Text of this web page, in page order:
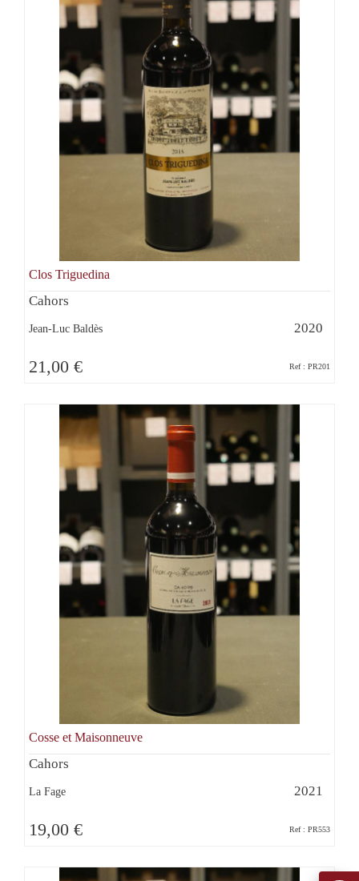
Clos Triguedina
Cahors
Jean-Luc Baldès 2020
21,00 € Ref : PR201
Cosse et Maisonneuve
Cahors
La Fage 2021
19,00 € Ref : PR553